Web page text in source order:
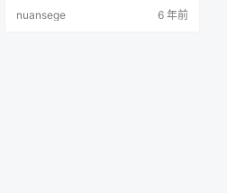
nuansege 6 年前